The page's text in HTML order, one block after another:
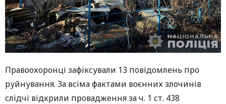
Правоохоронці зафіксували 13 повідомлень про
руйнування. За всіма фактами воєнних злочинів
слідчі відкрили провадження за ч. 1 ст. 438